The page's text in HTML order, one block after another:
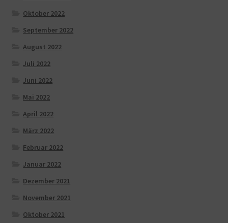
Oktober 2022
September 2022
August 2022
Juli 2022
Juni 2022
Mai 2022
April 2022
März 2022
Februar 2022
Januar 2022
Dezember 2021
November 2021
Oktober 2021